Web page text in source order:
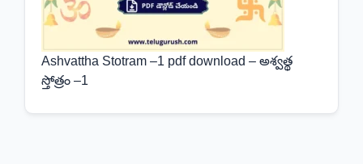
Ashvattha Stotram –1 pdf download – అశ్వత్థ
స్తోత్రం –1